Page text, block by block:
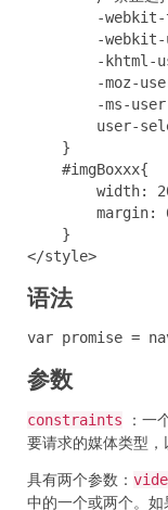
-webkit-
-webkit-user-
-khtml-user-
-moz-user-
-ms-user-
user-select:
}
#imgBoxxx{
width:
margin:
}
</style>
语法
var promise =
参数
constraints ：一
要请求的媒体类型，
具有两个参数：
中的一个或两个。